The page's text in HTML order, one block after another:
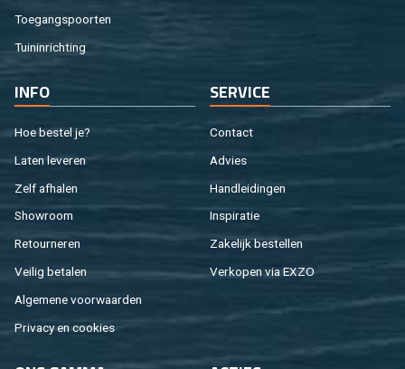
Toe­gangs­poor­ten
Tuin­in­rich­ting
INFO
Hoe be­stel je?
Laten le­ve­ren
Zelf af­ha­len
Show­room
Re­tour­ne­ren
Vei­lig be­ta­len
Al­ge­me­ne voor­waar­den
Pri­va­cy en coo­kies
SER­VI­CE
Con­tact
Ad­vies
Hand­lei­din­gen
In­spi­ra­tie
Za­ke­lijk be­stel­len
Ver­ko­pen via EXZO